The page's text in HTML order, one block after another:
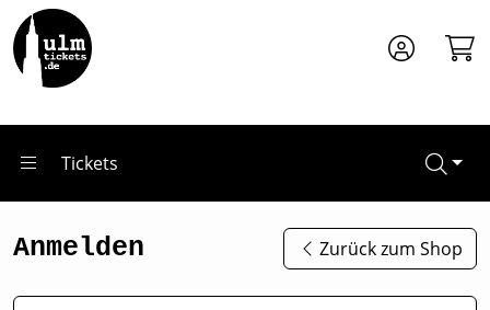
Zum Hauptinhalt springen
Tickets
Anmelden Zurück zum Shop